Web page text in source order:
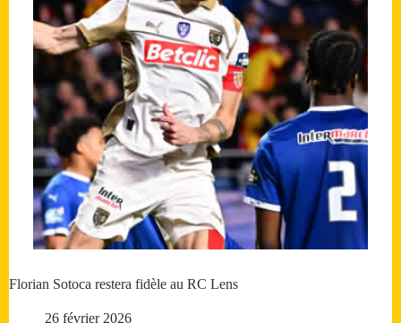
Florian Sotoca restera fidèle au RC Lens
26 février 2026